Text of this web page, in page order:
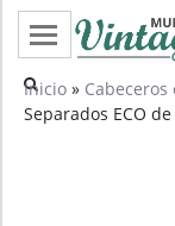
Categorías
Inicio » Cabeceros
Separados ECO